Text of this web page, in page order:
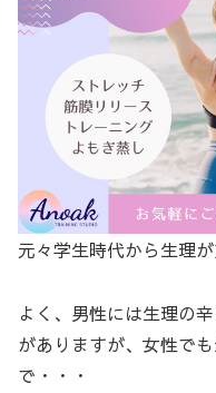
元々学生時代から生理が
よく、男性には生理の
がありますが、女性で
で・・・